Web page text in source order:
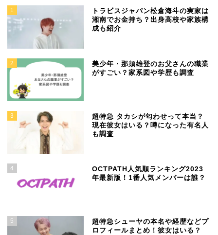
1
トラビスジャパン松倉海斗の実家は
湘南でお金持ち？出身高校や家族構
成も紹介
2
美少年・那須雄登のお父さんの職業
がすごい？家系図や学歴も調査
3
超特急 タカシが匂わせって本当？
現在彼女はいる？噂になった有名人
も調査
4
OCTPATH人気順ランキング2023
年最新版！1番人気メンバーは誰？
5
超特急シューヤの本名や経歴などプ
ロフィールまとめ！彼女はいる？